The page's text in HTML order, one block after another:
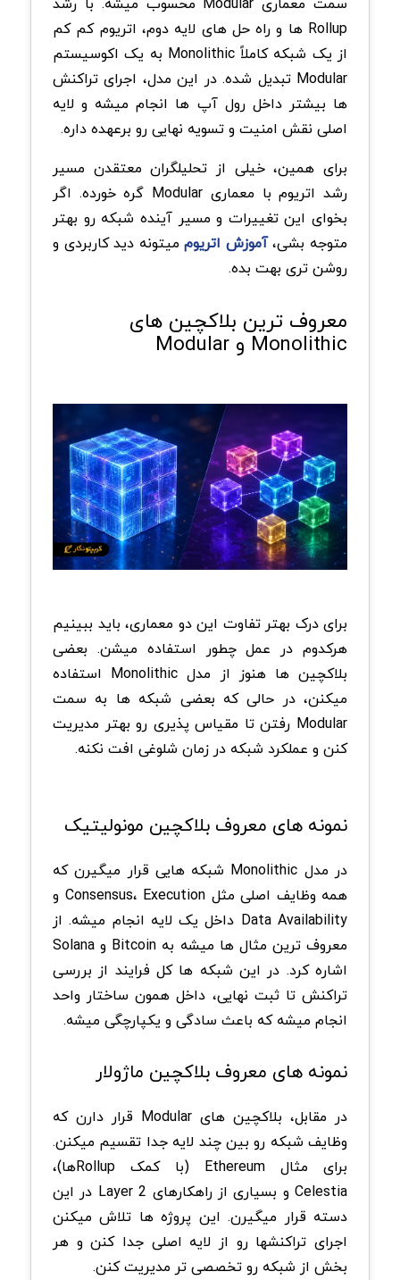
Rollup ها و راه حل های لایه دوم، اتریوم کم کم
از یک شبکه کاملاً Monolithic به یک اکوسیستم
Modular تبدیل شده. در این مدل، اجرای تراکنش
ها بیشتر داخل رول آپ ها انجام میشه و لایه
اصلی نقش امنیت و تسویه نهایی رو برعهده داره.
برای همین، خیلی از تحلیلگران معتقدن مسیر
رشد اتریوم با معماری Modular گره خورده. اگر
بخوای این تغییرات و مسیر آینده شبکه رو بهتر
متوجه بشی،آموزش اتریوم میتونه دید کاربردی و
روشن تری بهت بده.
معروف ترین بلاکچین های
Monolithic و Modular
برای درک بهتر تفاوت این دو معماری، باید ببینیم
هرکدوم در عمل چطور استفاده میشن. بعضی
بلاکچین ها هنوز از مدل Monolithic استفاده
میکنن، در حالی که بعضی شبکه ها به سمت
Modular رفتن تا مقیاس پذیری رو بهتر مدیریت
کنن و عملکرد شبکه در زمان شلوغی افت نکنه.
نمونه های معروف بلاکچین مونولیتیک
در مدل Monolithic شبکه هایی قرار میگیرن که
همه وظایف اصلی مثل Consensus، Execution و
Data Availability داخل یک لایه انجام میشه. از
معروف ترین مثال ها میشه به Bitcoin و Solana
اشاره کرد. در این شبکه ها کل فرایند از بررسی
تراکنش تا ثبت نهایی، داخل همون ساختار واحد
انجام میشه که باعث سادگی و یکپارچگی میشه.
نمونه های معروف بلاکچین ماژولار
در مقابل، بلاکچین های Modular قرار دارن که
وظایف شبکه رو بین چند لایه جدا تقسیم میکنن.
برای مثال Ethereum (با کمک Rollupها)،
Celestia و بسیاری از راهکارهای Layer 2 در این
دسته قرار میگیرن. این پروژه ها تلاش میکنن
اجرای تراکنشها رو از لایه اصلی جدا کنن و هر
بخش از شبکه رو تخصصی تر مدیریت کنن.